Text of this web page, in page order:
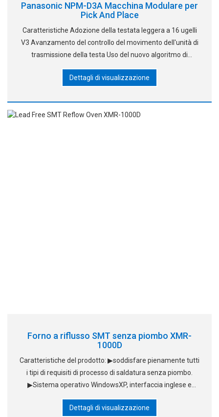
Panasonic NPM-D3A Macchina Modulare per
Pick And Place
Caratteristiche Adozione della testata leggera a 16 ugelli
V3 Avanzamento del controllo del movimento dell'unità di
trasmissione della testa Uso del nuovo algoritmo di
Dettagli di visualizzazione
Forno a riflusso SMT senza piombo XMR-
1000D
Caratteristiche del prodotto: ▶soddisfare pienamente tutti
i tipi di requisiti di processo di saldatura senza piombo.
▶Sistema operativo WindowsXP, interfaccia inglese e
standard, sistema ad aria calda brevettato, usi
Dettagli di visualizzazione